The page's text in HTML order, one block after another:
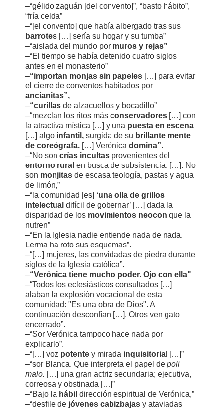
–“gélido zaguán [del convento]”, “basto hábito”,
“fría celda”
–“[el convento] que había albergado tras sus
barrotes […] sería su hogar y su tumba”
–“aislada del mundo por muros y rejas”
–“El tiempo se había detenido cuatro siglos
antes en el monasterio”
–“importan monjas sin papeles […] para evitar
el cierre de conventos habitados por
ancianitas”,
–“curillas de alzacuellos y bocadillo”
–“mezclan los ritos más conservadores […] con
la atractiva mística […] y una puesta en escena
[…] algo infantil, surgida de su brillante mente
de coreógrafa. […] Verónica domina”.
–“No son crías incultas provenientes del
entorno rural en busca de subsistencia. […]. No
son monjitas de escasa teología, pastas y agua
de limón,”
–“la comunidad [es] ‘una olla de grillos
intelectual difícil de gobernar’ […] dada la
disparidad de los movimientos neocon que la
nutren”
–“En la Iglesia nadie entiende nada de nada.
Lerma ha roto sus esquemas”.
–“[…] mujeres, las convidadas de piedra durante
siglos de la Iglesia católica”.
–“Verónica tiene mucho poder. Ojo con ella"
–“Todos los eclesiásticos consultados […]
alaban la explosión vocacional de esta
comunidad: "Es una obra de Dios". A
continuación desconfían […]. Otros ven gato
encerrado”.
–“Sor Verónica tampoco hace nada por
explicarlo”.
–“[…] voz potente y mirada inquisitorial […]”
–“sor Blanca. Que interpreta el papel de poli
malo. […] una gran actriz secundaria; ejecutiva,
correosa y obstinada […]”
–“Bajo la hábil dirección espiritual de Verónica,”
–“desfile de jóvenes cabizbajas y ataviadas